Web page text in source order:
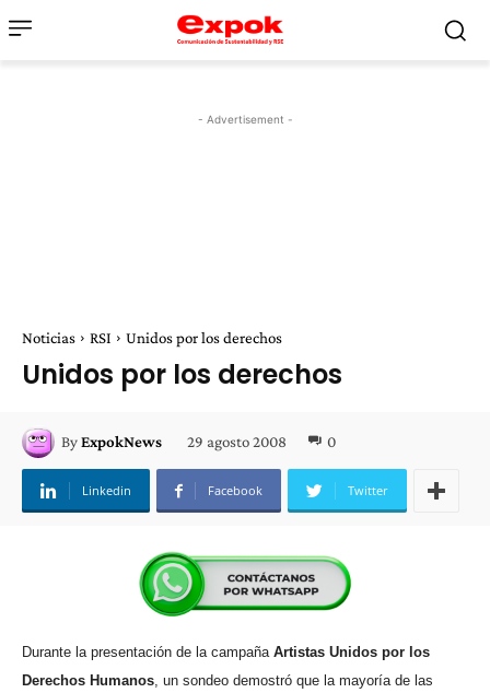
- Advertisement -
Noticias RSI Unidos por los derechos
Unidos por los derechos
ByExpokNews 29 agosto 2008 0
Linkedin Facebook Twitter
Durante la presentación de la campaña Artistas Unidos por los
Derechos Humanos, un sondeo demostró que la mayoría de las